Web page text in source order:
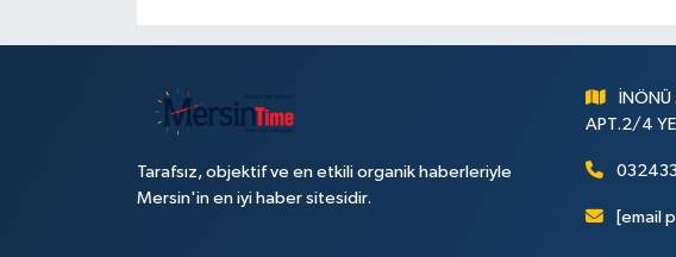
Tarafsız, objektif ve en etkili organik haberleriyle
Mersin'in en iyi haber sitesidir.
APT.2/4
[email